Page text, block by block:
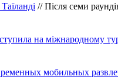
// Після семи
на міжнародному
мобильных